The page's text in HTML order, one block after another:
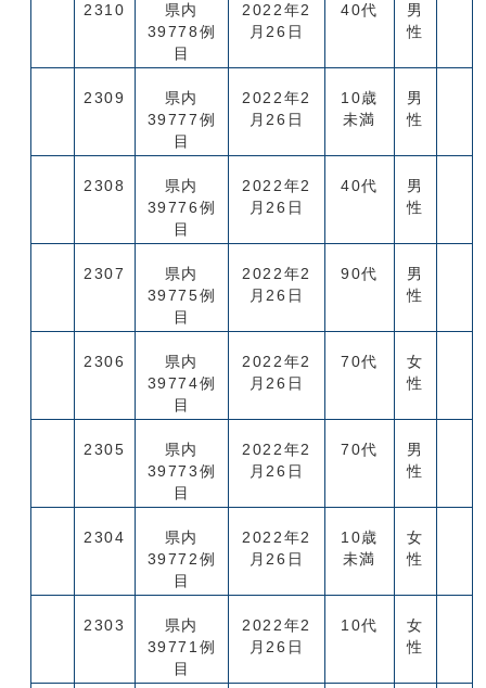
2310
県内
39778例
目
2022年2
月26日
40代
男
性
2309
県内
39777例
目
2022年2
月26日
10歳
未満
男
性
2308
県内
39776例
目
2022年2
月26日
40代
男
性
2307
県内
39775例
目
2022年2
月26日
90代
男
性
2306
県内
39774例
目
2022年2
月26日
70代
女
性
2305
県内
39773例
目
2022年2
月26日
70代
男
性
2304
県内
39772例
目
2022年2
月26日
10歳
未満
女
性
2303
県内
39771例
目
2022年2
月26日
10代
女
性